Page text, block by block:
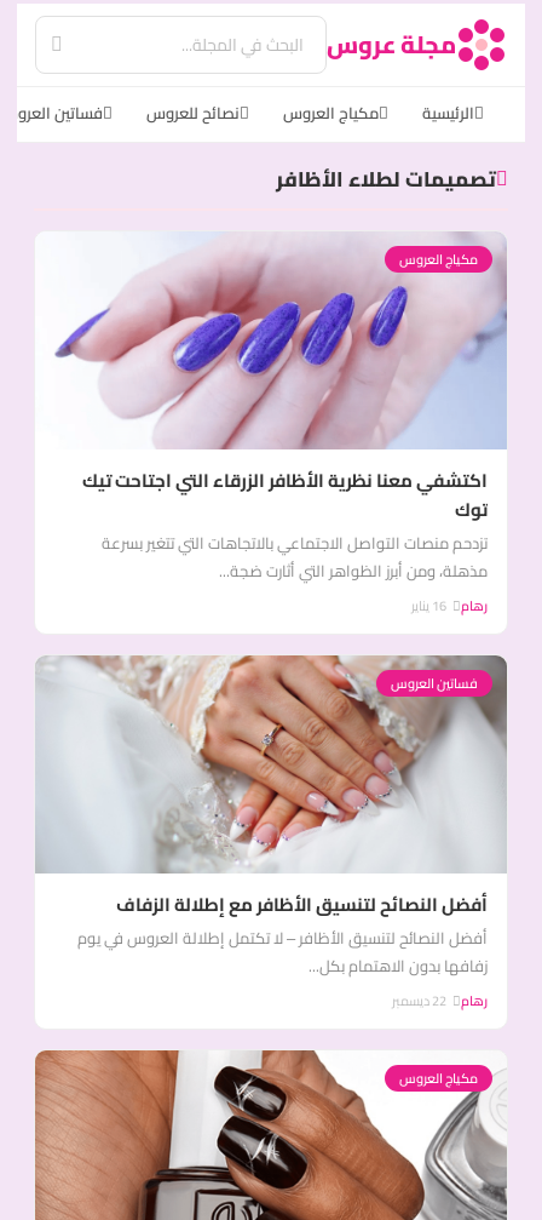
مجلة عروس
الرئيسية مكياج العروس نصائح للعروس فساتين العروس
تصميمات لطلاء الأظافر
مكياج العروس
اكتشفي معنا نظرية الأظافر الزرقاء التي اجتاحت تيك
توك
تزدحم منصات التواصل الاجتماعي بالاتجاهات التي تتغير بسرعة
مذهلة، ومن أبرز الظواهر التي أثارت ضجة...
رهام
فساتين العروس
أفضل النصائح لتنسيق الأظافر مع إطلالة الزفاف
أفضل النصائح لتنسيق الأظافر – لا تكتمل إطلالة العروس في يوم
زفافها بدون الاهتمام بكل...
رهام
مكياج العروس